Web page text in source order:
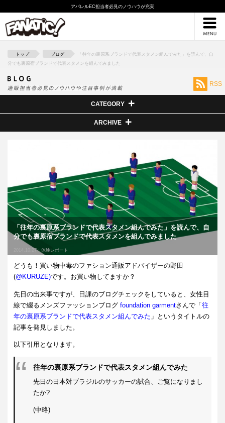
アパレルEC担当者必見のノウハウが充実
採用情報
トップ ブログ
「往年の裏原系ブランドで代表スタメン組んでみた」を読んで、自
分でも裏原宿ブランドで代表スタメンを組んでみました
RSS
CATEGORY
ARCHIVE
「往年の裏原系ブランドで代表スタメン組んでみた」を読んで、自
分でも裏原宿ブランドで代表スタメンを組んでみました
2014.10.27： 体験レポート
どうも！買い物中毒のファション通販アドバイザーの野田
(@KURUZE)です。お買い物してますか？
先日の出来事ですが、日課のブログチェックをしていると、女性目
線で綴るメンズファッションブログ foundation garmentさんで「 往
年の裏原系ブランドで代表スタメン組んでみた 」というタイトルの
記事を発見しました。
以下引用となります。
往年の裏原系ブランドで代表スタメン組んでみた
先日の日本対ブラジルのサッカーの試合、ご覧になりまし
たか?
(中略)